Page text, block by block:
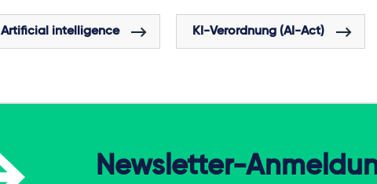
Artificial intelligence KI-Verordnung (AI-Act)
Newsletter-